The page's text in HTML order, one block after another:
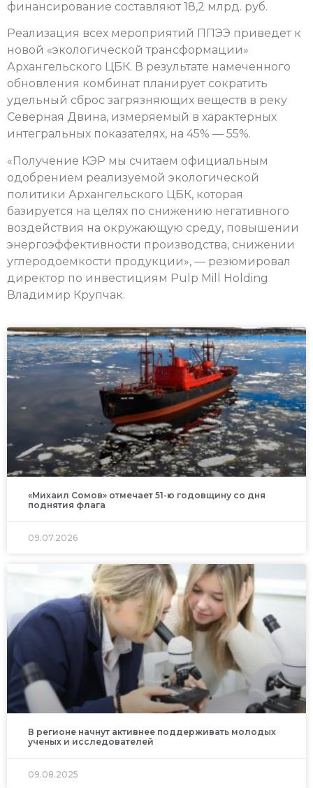
финансирование составляют 18,2 млрд. руб.
Реализация всех мероприятий ППЭЭ приведет к
новой «экологической трансформации»
Архангельского ЦБК. В результате намеченного
обновления комбинат планирует сократить
удельный сброс загрязняющих веществ в реку
Северная Двина, измеряемый в характерных
интегральных показателях, на 45% — 55%.
«Получение КЭР мы считаем официальным
одобрением реализуемой экологической
политики Архангельского ЦБК, которая
базируется на целях по снижению негативного
воздействия на окружающую среду, повышении
энергоэффективности производства, снижении
углеродоемкости продукции», — резюмировал
директор по инвестициям Pulp Mill Holding
Владимир Крупчак.
«Михаил Сомов» отмечает 51-ю годовщину со дня
поднятия флага
09.07.2026
В регионе начнут активнее поддерживать молодых
ученых и исследователей
09.08.2025